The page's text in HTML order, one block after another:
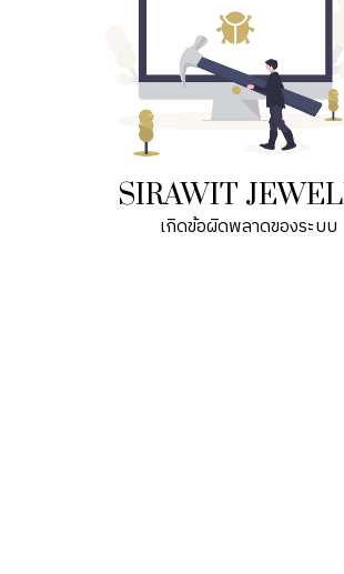
SIRAWIT
เกิดข้อผิดพลาดของระบบ